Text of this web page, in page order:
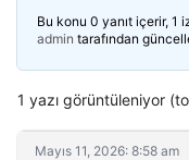
Bu konu 0 yanıt içerir, 1
admin tarafından
1 yazı görüntüleniyor
Mayıs 11, 2026: 8:58 am